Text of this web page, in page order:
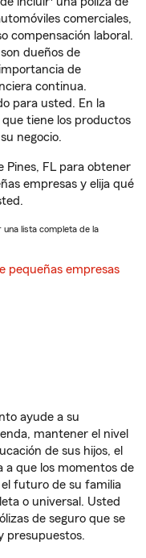
comerciales,
compensación laboral.
dueños de
de
continua.
para usted. En la
tiene los productos
negocio.
Pines, FL para obtener
empresas y elija qué
una lista completa de la
pequeñas empresas
ayude a su
mantener el nivel
de sus hijos, el
a que los momentos de
futuro de su familia
o universal. Usted
de seguro que se
presupuestos.